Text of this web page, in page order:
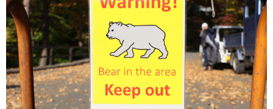
简体字
繁體字
Français
Español
Последние
В деталях
Факты о Японии